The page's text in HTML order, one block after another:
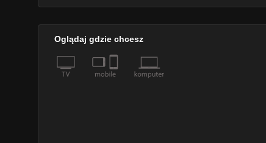
Oglądaj gdzie chcesz